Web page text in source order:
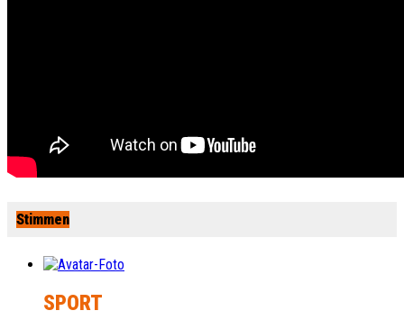
Stimmen
SPORT